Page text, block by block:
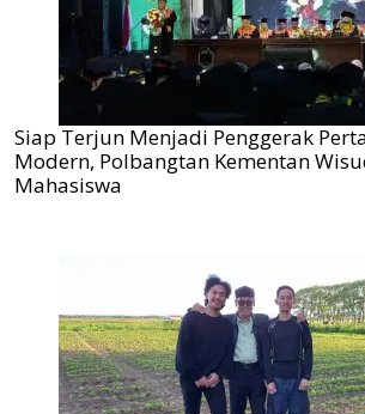
Siap Terjun Menjadi Penggerak
Modern, Polbangtan Kementan
Mahasiswa